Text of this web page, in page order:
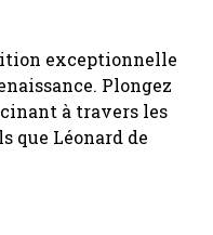
exceptionnelle
Plongez
à travers les
que Léonard de